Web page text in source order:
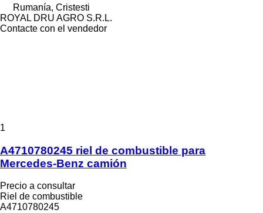
Rumanía, Cristesti
ROYAL DRU AGRO S.R.L.
Contacte con el vendedor
1
A4710780245 riel de combustible para
Mercedes-Benz camión
Precio a consultar
Riel de combustible
A4710780245